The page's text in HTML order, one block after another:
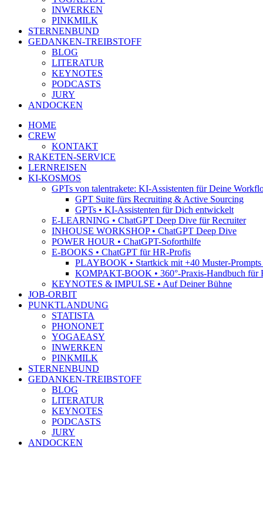
INWERKEN
PINKMILK
STERNENBUND
GEDANKEN-TREIBSTOFF
BLOG
LITERATUR
KEYNOTES
PODCASTS
JURY
ANDOCKEN
HOME
CREW
KONTAKT
RAKETEN-SERVICE
LERNREISEN
KI-KOSMOS
GPTs von talentrakete: KI-Assistenten für Deine
GPT Suite fürs Recruiting & Active Sourcing
GPTs • KI-Assistenten für Dich entwickelt
E-LEARNING • ChatGPT Deep Dive für Recruiter
INHOUSE WORKSHOP • ChatGPT Deep Dive
POWER HOUR • ChatGPT-Soforthilfe
E-BOOKS • ChatGPT für HR-Profis
PLAYBOOK • Startkick mit +40 Muster-
KOMPAKT-BOOK • 360°-Praxis-Handbuch für
KEYNOTES & IMPULSE • Auf Deiner Bühne
JOB-ORBIT
PUNKTLANDUNG
STATISTA
PHONONET
YOGAEASY
INWERKEN
PINKMILK
STERNENBUND
GEDANKEN-TREIBSTOFF
BLOG
LITERATUR
KEYNOTES
PODCASTS
JURY
ANDOCKEN